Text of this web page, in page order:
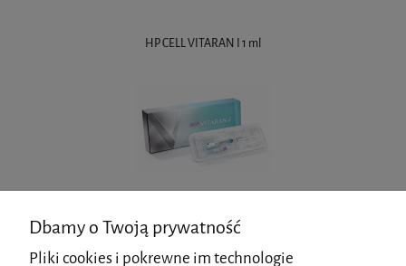
HP CELL VITARAN I 1 ml
do koszyka
Dbamy o Twoją prywatność
Pliki cookies i pokrewne im technologie